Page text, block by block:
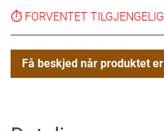
⏱️ FORVENTET
Få beskjed når produktet